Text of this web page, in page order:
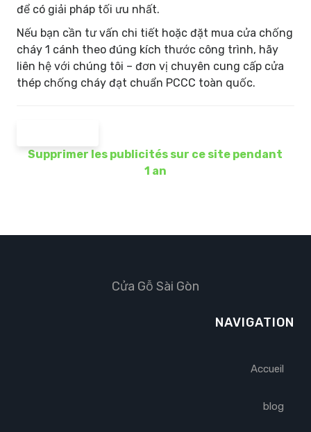
để có giải pháp tối ưu nhất.
Nếu bạn cần tư vấn chi tiết hoặc đặt mua cửa chống
cháy 1 cánh theo đúng kích thước công trình, hãy
liên hệ với chúng tôi – đơn vị chuyên cung cấp cửa
thép chống cháy đạt chuẩn PCCC toàn quốc.
Supprimer les publicités sur ce site pendant
1 an
Cửa Gỗ Sài Gòn
NAVIGATION
Accueil
blog